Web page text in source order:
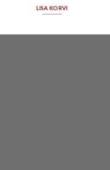
LISA KORVI